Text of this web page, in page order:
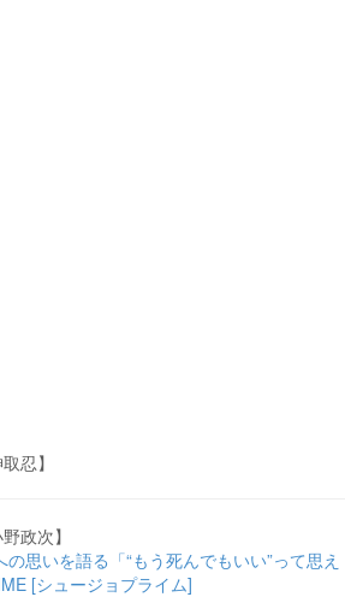
忍】
政次】
思いを語る「“もう死んでもいい”って思え
[シュージョプライム]